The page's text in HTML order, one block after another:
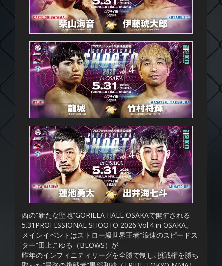
西の“新たな聖地”GORILLA HALL OSAKAで開催される
5.31PROFESSIONAL SHOOTO 2026 Vol.4 in OSAKA。
メインイベントはストロー級世界王者“浪速のスピードス
ター”田上こゆる（BLOWS）が
昨年のインフィニティリーグを全勝で制し､挑戦権を勝ち